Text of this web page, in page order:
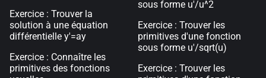
Exercice : Trouver la
solution à une équation
différentielle y'=ay
Exercice : Connaître les
primitives des fonctions
sous forme u'/u^2
Exercice : Trouver les
primitives d'une fonction
sous forme u'/sqrt(u)
Exercice : Trouver les